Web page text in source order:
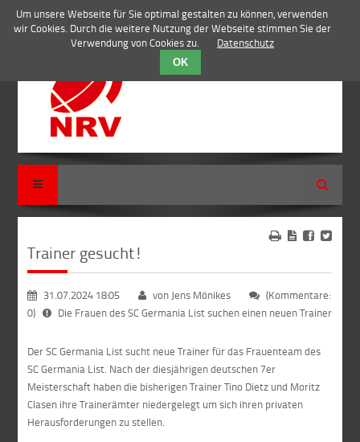
Suche
Trainer gesucht!
31.07.2024 18:05 von Jens Mönikes
(Kommentare:
0)
Die Frauen des SC Germania List suchen einen neuen Trainer
Der SC Germania List sucht neue Trainer für das Frauenteam des
SC Germania List. Nach der diesjährigen deutschen 7er
Meisterschaft haben die bisherigen Trainer Tino Dietz und Moritz
Clasen ihre Trainerämter niedergelegt um sich ihren privaten
Herausforderungen zu stellen.
Um unsere Webseite für Sie optimal gestalten zu können, verwenden
wir Cookies. Durch die weitere Nutzung der Webseite stimmen Sie der
Verwendung von Cookies zu.
Datenschutz
OK